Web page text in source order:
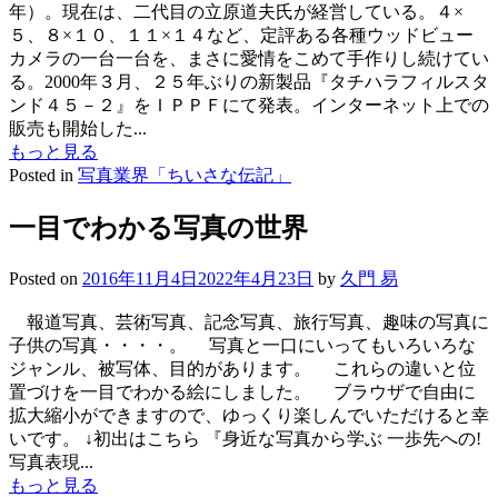
年）。現在は、二代目の立原道夫氏が経営している。４×
５、８×１０、１１×１４など、定評ある各種ウッドビュー
カメラの一台一台を、まさに愛情をこめて手作りし続けてい
る。2000年３月、２５年ぶりの新製品『タチハラフィルスタ
ンド４５－２』をＩＰＰＦにて発表。インターネット上での
販売も開始した...
もっと見る
Posted in 写真業界「ちいさな伝記」
一目でわかる写真の世界
Posted on 2016年11月4日 2022年4月23日 by 久門 易
報道写真、芸術写真、記念写真、旅行写真、趣味の写真に
子供の写真・・・・。 写真と一口にいってもいろいろな
ジャンル、被写体、目的があります。 これらの違いと位
置づけを一目でわかる絵にしました。 ブラウザで自由に
拡大縮小ができますので、ゆっくり楽しんでいただけると幸
いです。 ↓初出はこちら 『身近な写真から学ぶ 一歩先への!
写真表現...
もっと見る